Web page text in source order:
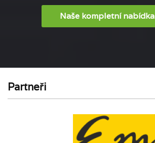
Naše kompletní nabídka
Partneři